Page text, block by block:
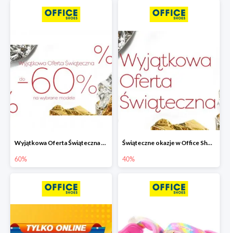
Wyjątkowa Oferta Świąteczna w Office Shoes - wybrane modele do -60%
60%
Świąteczne okazje w Office Shoes do -40%
40%